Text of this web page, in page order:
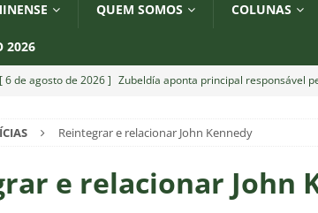
QUEM SOMOS COLUNAS
2026
[ 6 de agosto de 2026 ] Zubeldía aponta principal responsável
[ 6 de agosto de 2026 ] Notas das atuações: Fluminense 1 x 3
[ 5 de agosto de 2026 ]
Mais um vexame! Fluminense perde
Reintegrar e relacionar John Kennedy
e relacionar John